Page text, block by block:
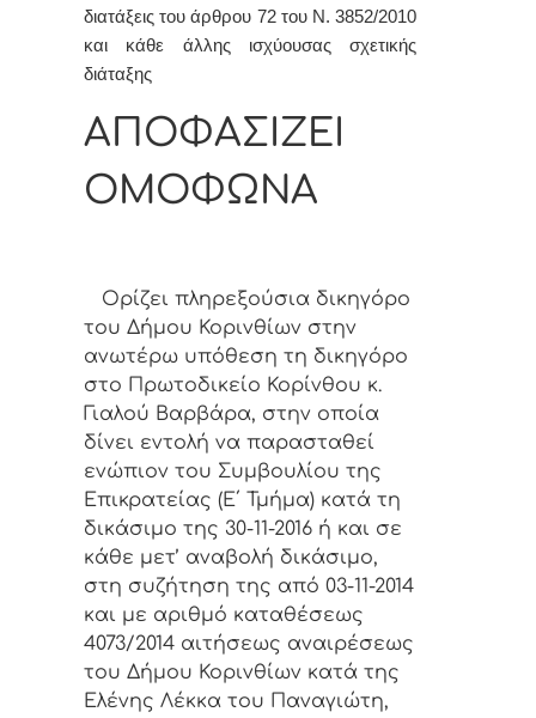
διατάξεις του άρθρου 72 του Ν. 3852/2010
και κάθε άλλης ισχύουσας σχετικής
διάταξης
ΑΠΟΦΑΣΙΖΕΙ
ΟΜΟΦΩΝΑ
Ορίζει πληρεξούσια δικηγόρο
του Δήμου Κορινθίων στην
ανωτέρω υπόθεση τη δικηγόρο
στο Πρωτοδικείο Κορίνθου κ.
Γιαλού Βαρβάρα, στην οποία
δίνει εντολή να παρασταθεί
ενώπιον του Συμβουλίου της
Επικρατείας (Ε΄ Τμήμα) κατά τη
δικάσιμο της 30-11-2016 ή και σε
κάθε μετ’ αναβολή δικάσιμο,
στη συζήτηση της από 03-11-2014
και με αριθμό καταθέσεως
4073/2014 αιτήσεως αναιρέσεως
του Δήμου Κορινθίων κατά της
Ελένης Λέκκα του Παναγιώτη,